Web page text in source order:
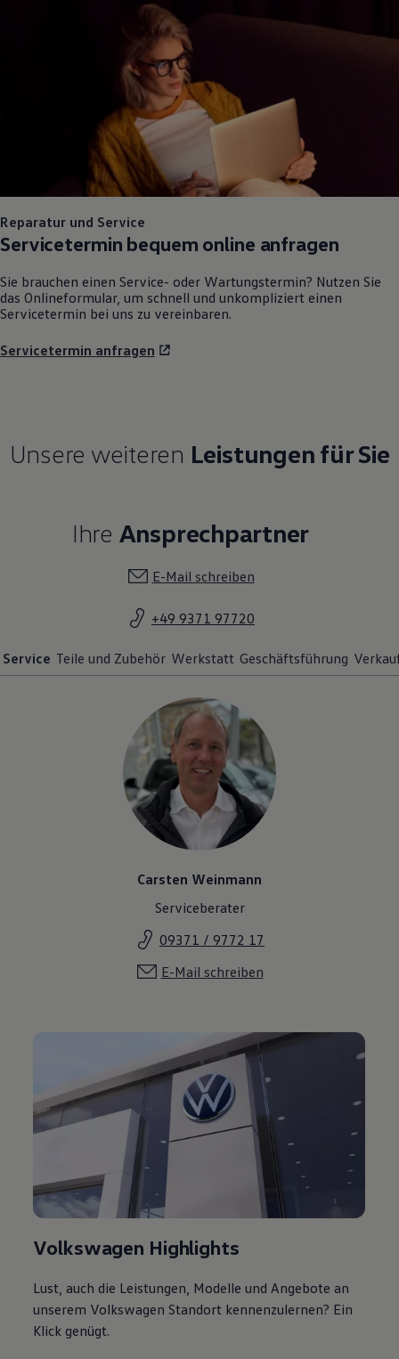
75 Jahre Bulli Jubiläum
Bulli Magazin
Fahrzeugabholung ab Werk
Reparatur und Service
Servicetermin bequem online anfragen
Sie brauchen einen Service- oder Wartungstermin? Nutzen Sie
das Onlineformular, um schnell und unkompliziert einen
Servicetermin bei uns zu vereinbaren.
Servicetermin anfragen
Unsere weiteren Leistungen für Sie
Ihre Ansprechpartner
E-Mail schreiben
+49 9371 97720
Service Teile und Zubehör Werkstatt Geschäftsführung
Carsten Weinmann
Serviceberater
09371 / 9772 17
E-Mail schreiben
Volkswagen Highlights
Lust, auch die Leistungen, Modelle und Angebote an
unserem Volkswagen Standort kennenzulernen? Ein
Klick genügt.